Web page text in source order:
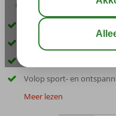
02:50
Volop een
Comfortabele kamers en
Volop sport- en
Meer lezen